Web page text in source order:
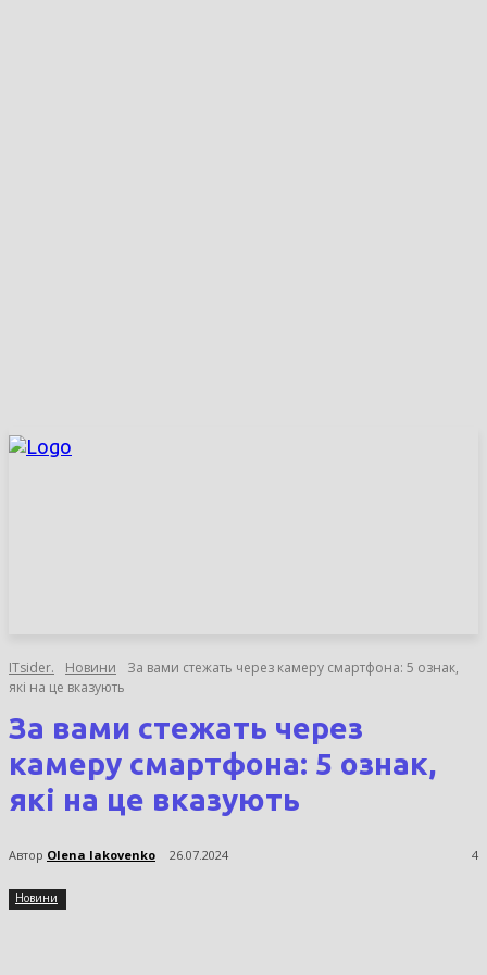
ITsider. Новини
За вами стежать через камеру смартфона: 5 ознак,
які на це вказують
За вами стежать через
камеру смартфона: 5 ознак,
які на це вказують
Автор Olena Iakovenko 26.07.2024 4
Новини